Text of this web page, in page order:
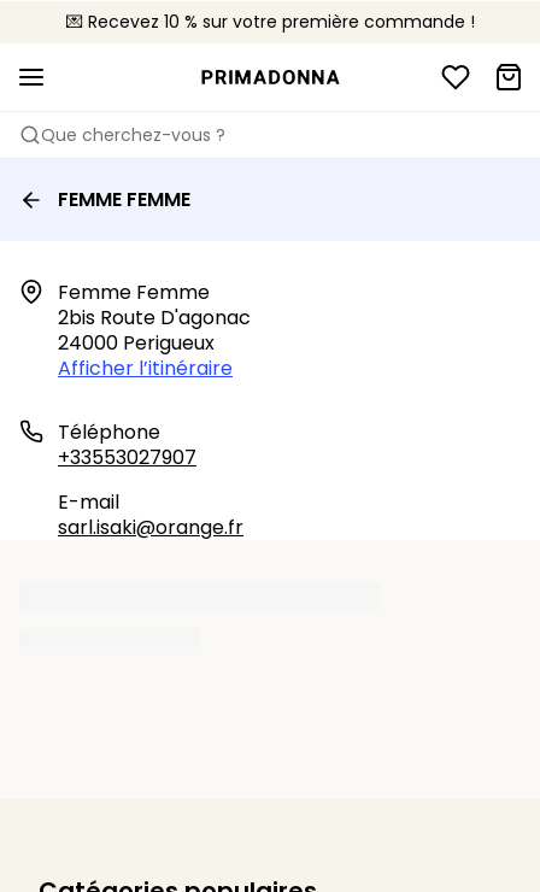
💌 Recevez 10 % sur votre première commande !
🚚 Livraison gratuite à partir de 90€
📦 Retours gratuits
Que cherchez-vous ?
FEMME FEMME
Femme Femme
2bis Route D'agonac
24000 Perigueux
Afficher l’itinéraire
Téléphone
+33553027907
E-mail
sarl.isaki@orange.fr